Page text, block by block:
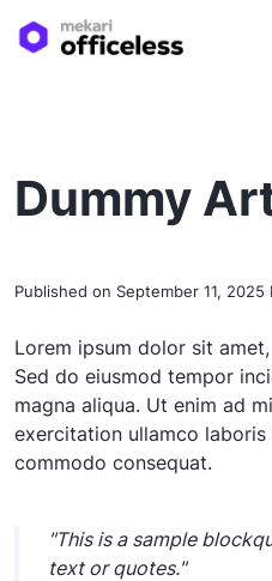
Dummy
Published on September 11, 2025
Lorem ipsum dolor sit
Sed do eiusmod tempor
magna aliqua. Ut enim ad
exercitation ullamco
commodo consequat.
"This is a sample
text or quotes."